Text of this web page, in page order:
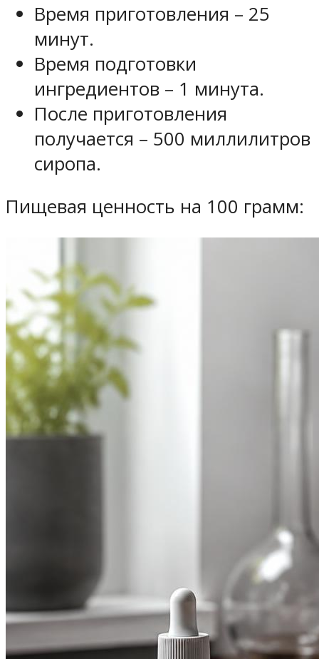
Время приготовления – 25
минут.
Время подготовки
ингредиентов – 1 минута.
После приготовления
получается – 500 миллилитров
сиропа.
Пищевая ценность на 100 грамм: